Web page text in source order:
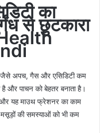
का
से छुटकारा
जैसे अपच, गैस और एसिडिटी कम
और पाचन को बेहतर बनाता है।
और यह माउथ फ्रेशनर का काम
मसूड़ों की समस्याओं को भी कम